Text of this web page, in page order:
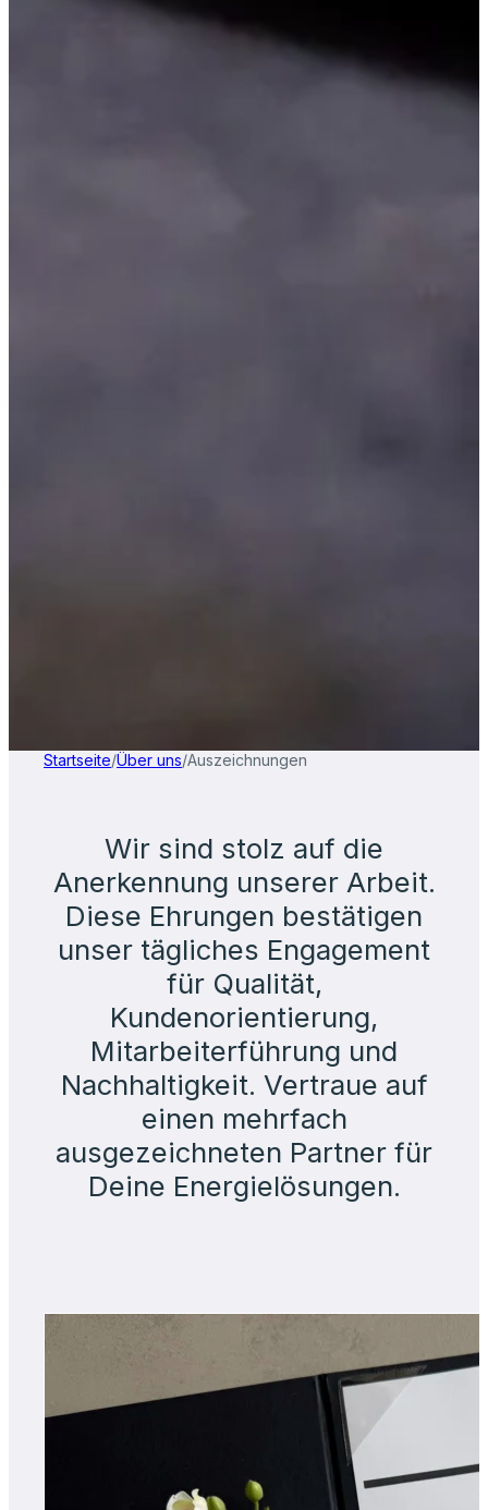
Startseite/Über uns/Auszeichnungen
Wir sind stolz auf die
Anerkennung unserer Arbeit.
Diese Ehrungen bestätigen
unser tägliches Engagement
für Qualität,
Kundenorientierung,
Mitarbeiterführung und
Nachhaltigkeit. Vertraue auf
einen mehrfach
ausgezeichneten Partner für
Deine Energielösungen.